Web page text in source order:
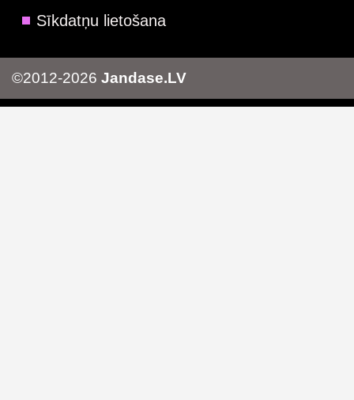
Sīkdatņu lietošana
©2012-2026 Jandase.LV